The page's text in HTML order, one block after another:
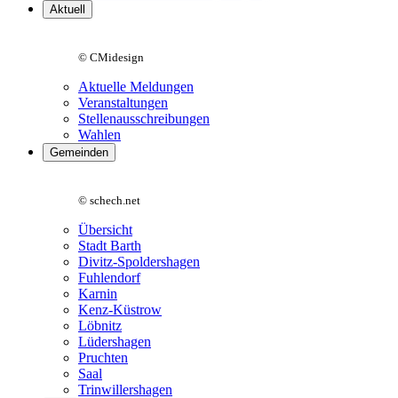
Aktuell
© CMidesign
Aktuelle Meldungen
Veranstaltungen
Stellenausschreibungen
Wahlen
Gemeinden
© schech.net
Übersicht
Stadt Barth
Divitz-Spoldershagen
Fuhlendorf
Karnin
Kenz-Küstrow
Löbnitz
Lüdershagen
Pruchten
Saal
Trinwillershagen